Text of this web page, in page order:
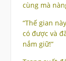
cùng mà
“Thế gian
có được và
nắm giữ!”